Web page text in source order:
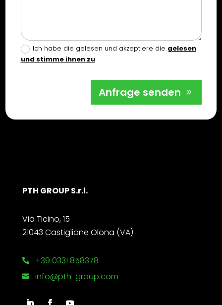
Ich habe die gelesen und akzeptiere die gelesen
und stimme ihnen zu
Anfrage senden
PTH GROUP S.r.l.
Via Ticino, 15
21043 Castiglione Olona (VA)
 +39 0331 858378
 info@pth-group.com